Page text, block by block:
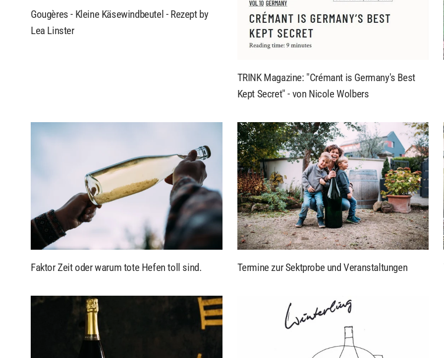
Gougères - Kleine Käsewindbeutel - Rezept by
Lea Linster
TRINK Magazine: "Crémant is Germany's Best
Kept Secret" - von Nicole Wolbers
Faktor Zeit oder warum tote Hefen toll sind. Termine zur Sektprobe und Veranstaltungen